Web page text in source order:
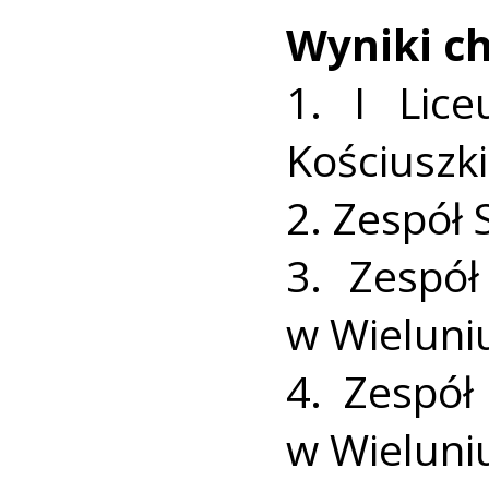
Wyniki
1. I
2. Zespół
3.
w
4.
w